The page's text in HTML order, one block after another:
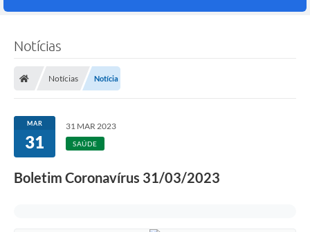
Notícias
Notícias Notícia
MAR
31
31 MAR 2023
SAÚDE
Boletim Coronavírus 31/03/2023